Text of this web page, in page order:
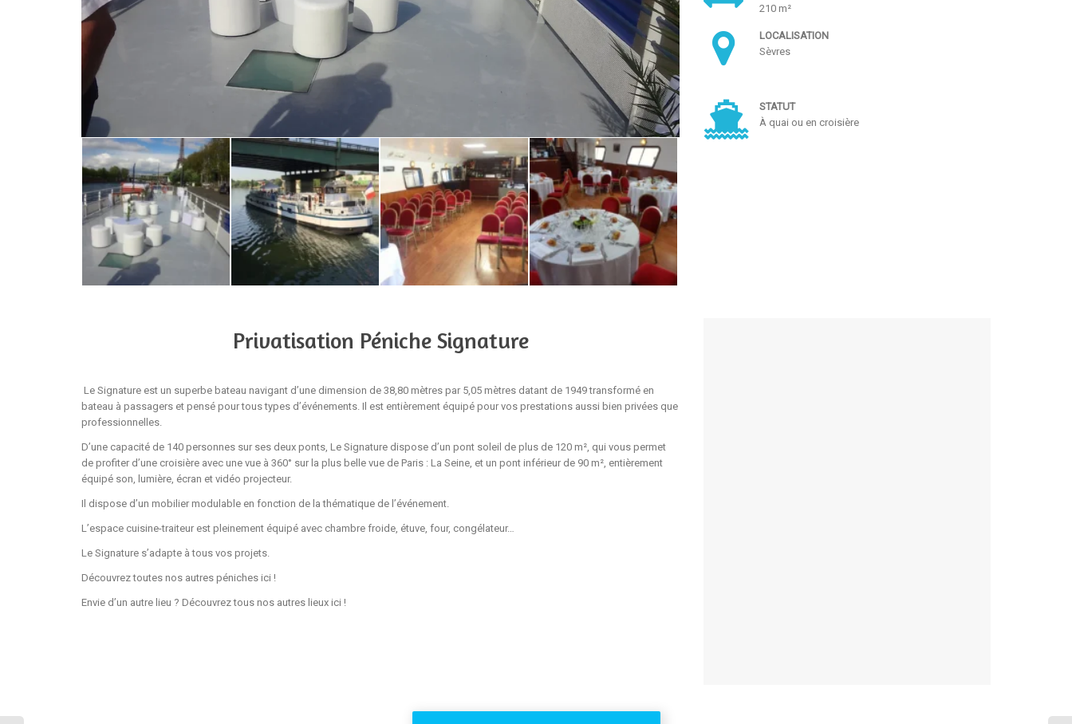
210 m²
LOCALISATION
Sèvres
STATUT
À quai ou en croisière
Privatisation Péniche Signature
Le Signature est un superbe bateau navigant d’une dimension de 38,80 mètres par 5,05 mètres datant de 1949 transformé en
bateau à passagers et pensé pour tous types d’événements. Il est entièrement équipé pour vos prestations aussi bien privées que
professionnelles.
D’une capacité de 140 personnes sur ses deux ponts, Le Signature dispose d’un pont soleil de plus de 120 m², qui vous permet
de profiter d’une croisière avec une vue à 360° sur la plus belle vue de Paris : La Seine, et un pont inférieur de 90 m², entièrement
équipé son, lumière, écran et vidéo projecteur.
Il dispose d’un mobilier modulable en fonction de la thématique de l’événement.
L’espace cuisine-traiteur est pleinement équipé avec chambre froide, étuve, four, congélateur…
Le Signature s’adapte à tous vos projets.
Découvrez toutes nos autres péniches ici !
Envie d’un autre lieu ? Découvrez tous nos autres lieux ici !